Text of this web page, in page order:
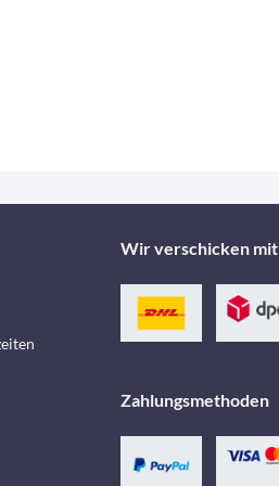
Wir verschicken mit
Zahlungsmethoden